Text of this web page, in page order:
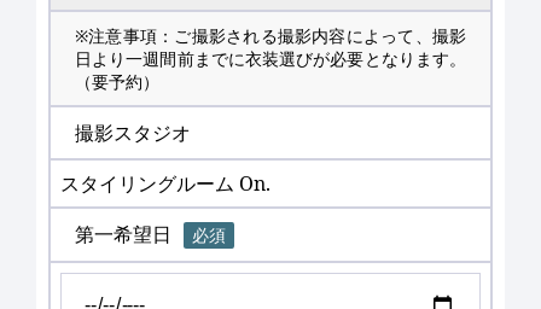
※注意事項：ご撮影される撮影内容によって、撮影
日より一週間前までに衣装選びが必要となります。
（要予約）
撮影スタジオ
スタイリングルーム On.
第一希望日
必須